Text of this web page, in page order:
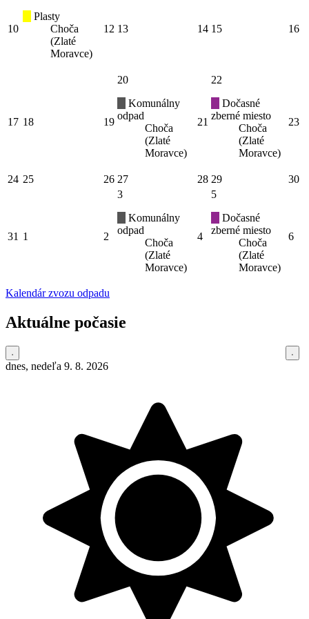
10
Plasty
Choča
(Zlaté
Moravce)
12 13 14 15 16
17 18 19
20
Komunálny
odpad
Choča
(Zlaté
Moravce)
21
22
Dočasné
zberné miesto
Choča
(Zlaté
Moravce)
23
24 25 26 27 28 29 30
31 1 2
3
Komunálny
odpad
Choča
(Zlaté
Moravce)
4
5
Dočasné
zberné miesto
Choča
(Zlaté
Moravce)
6
Kalendár zvozu odpadu
Aktuálne počasie
dnes, nedeľa 9. 8. 2026